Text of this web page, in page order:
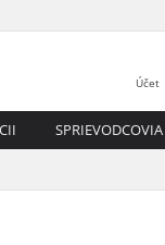
Účet
SPRIEVODCOVIA